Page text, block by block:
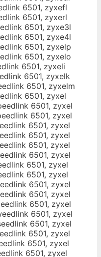
6501, zyxefl
6501, zyxerl
6501, zyxe3l
6501, zyxe4l
6501, zyxelp
6501, zyxelo
6501, zyxeli
6501, zyxelk
6501, zyxelm
6501, zyxel
6501, zyxel
6501, zyxel
6501, zyxel
6501, zyxel
6501, zyxel
6501, zyxel
6501, zyxel
6501, zyxel
6501, zyxel
6501, zyxel
6501, zyxel
6501, zyxel
6501, zyxel
6501, zyxel
6501, zyxel
6501, zyxel